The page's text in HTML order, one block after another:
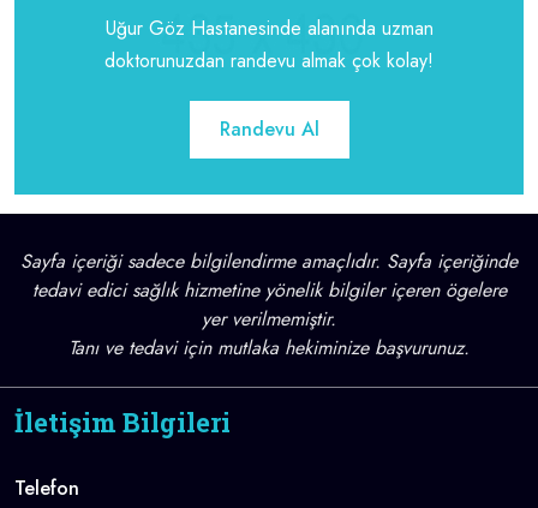
Uğur Göz Hastanesinde alanında uzman
doktorunuzdan randevu almak çok kolay!
Randevu Al
Sayfa içeriği sadece bilgilendirme amaçlıdır. Sayfa içeriğinde
tedavi edici sağlık hizmetine yönelik bilgiler içeren ögelere
yer verilmemiştir.
Tanı ve tedavi için mutlaka hekiminize başvurunuz.
İletişim Bilgileri
Telefon